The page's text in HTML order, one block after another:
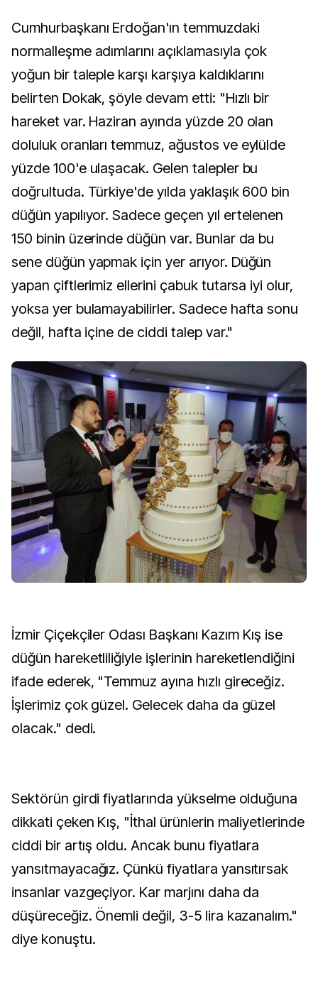
Cumhurbaşkanı Erdoğan'ın temmuzdaki
normalleşme adımlarını açıklamasıyla çok
yoğun bir taleple karşı karşıya kaldıklarını
belirten Dokak, şöyle devam etti: "Hızlı bir
hareket var. Haziran ayında yüzde 20 olan
doluluk oranları temmuz, ağustos ve eylülde
yüzde 100'e ulaşacak. Gelen talepler bu
doğrultuda. Türkiye'de yılda yaklaşık 600 bin
düğün yapılıyor. Sadece geçen yıl ertelenen
150 binin üzerinde düğün var. Bunlar da bu
sene düğün yapmak için yer arıyor. Düğün
yapan çiftlerimiz ellerini çabuk tutarsa iyi olur,
yoksa yer bulamayabilirler. Sadece hafta sonu
değil, hafta içine de ciddi talep var."
İzmir Çiçekçiler Odası Başkanı Kazım Kış ise
düğün hareketliliğiyle işlerinin hareketlendiğini
ifade ederek, "Temmuz ayına hızlı gireceğiz.
İşlerimiz çok güzel. Gelecek daha da güzel
olacak." dedi.
Sektörün girdi fiyatlarında yükselme olduğuna
dikkati çeken Kış, "İthal ürünlerin maliyetlerinde
ciddi bir artış oldu. Ancak bunu fiyatlara
yansıtmayacağız. Çünkü fiyatlara yansıtırsak
insanlar vazgeçiyor. Kar marjını daha da
düşüreceğiz. Önemli değil, 3-5 lira kazanalım."
diye konuştu.